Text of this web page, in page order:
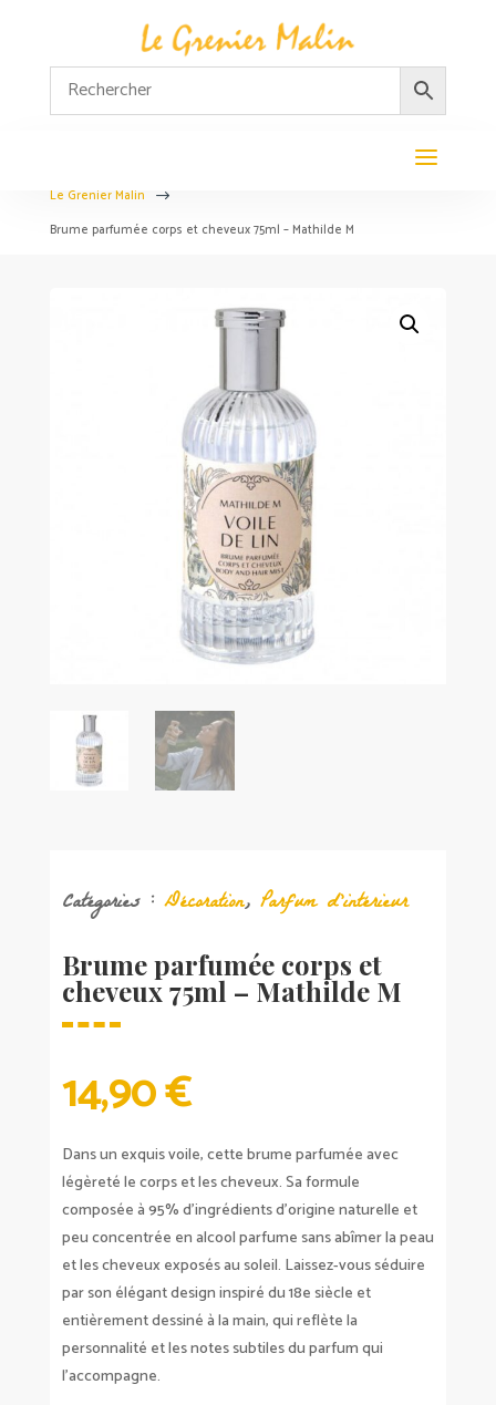
Le Grenier Malin $
Brume parfumée corps et cheveux 75ml – Mathilde M
Catégories : Décoration, Parfum d'intérieur
Brume parfumée corps et
cheveux 75ml – Mathilde M
14,90€
Dans un exquis voile, cette brume parfumée avec
légèreté le corps et les cheveux. Sa formule
composée à 95% d’ingrédients d’origine naturelle et
peu concentrée en alcool parfume sans abîmer la peau
et les cheveux exposés au soleil. Laissez-vous séduire
par son élégant design inspiré du 18e siècle et
entièrement dessiné à la main, qui reflète la
personnalité et les notes subtiles du parfum qui
l’accompagne.